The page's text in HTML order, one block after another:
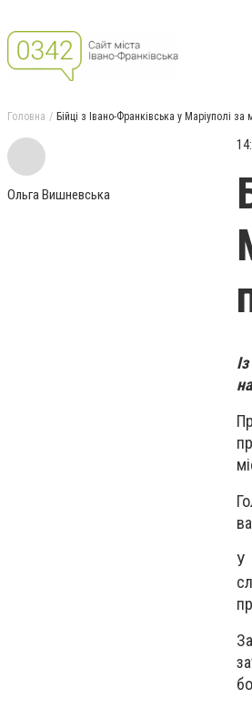
Головна Бійці з Івано-Франківська у Маріуполі
Ольга Вишневська
У